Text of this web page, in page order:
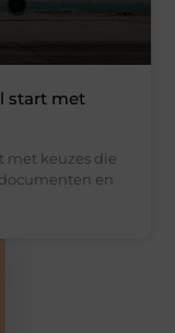
start met
met keuzes die
en